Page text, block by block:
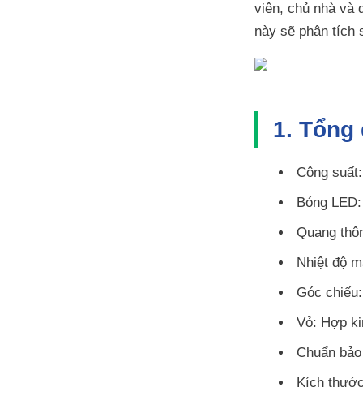
viên, chủ nhà và
này sẽ phân tích
1. Tổng
Công suất:
Bóng LED:
Quang
Nhiệt độ
Góc chiếu:
Vỏ: Hợp
Chuẩn
Kích